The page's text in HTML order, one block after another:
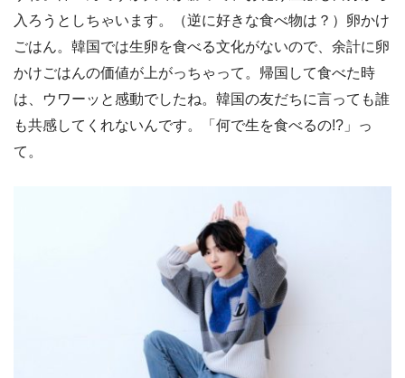
入ろうとしちゃいます。（逆に好きな食べ物は？）卵かけ
ごはん。韓国では生卵を食べる文化がないので、余計に卵
かけごはんの価値が上がっちゃって。帰国して食べた時
は、ウワーッと感動でしたね。韓国の友だちに言っても誰
も共感してくれないんです。「何で生を食べるの!?」っ
て。